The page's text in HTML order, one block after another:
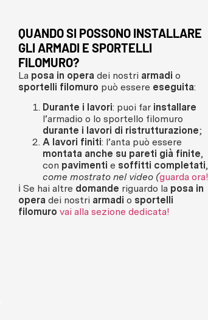
QUANDO SI POSSONO INSTALLARE
GLI ARMADI E SPORTELLI
FILOMURO?
La posa in opera dei nostri armadi o
sportelli filomuro può essere eseguita:
Durante i lavori: puoi far installare
l’armadio o lo sportello filomuro
durante i lavori di ristrutturazione;
A lavori finiti: l’anta può essere
montata anche su pareti già finite,
con pavimenti e soffitti completati,
come mostrato nel video (guarda ora!
ℹ️ Se hai altre domande riguardo la posa in
opera dei nostri armadi o sportelli
filomuro vai alla sezione dedicata!